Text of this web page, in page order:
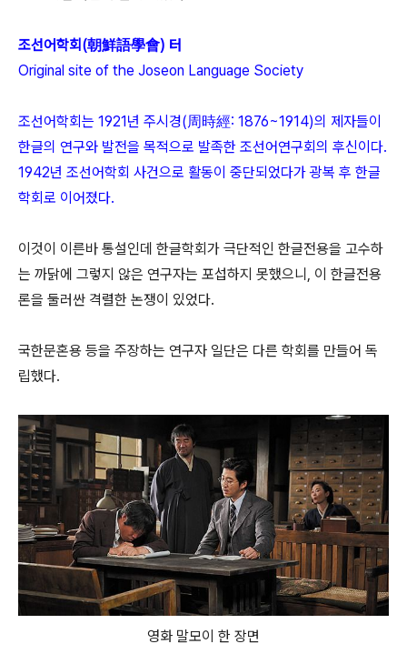
조선어학회(朝鮮語學會) 터
Original site of the Joseon Language Society
조선어학회는 1921년 주시경(周時經: 1876~1914)의 제자들이
한글의 연구와 발전을 목적으로 발족한 조선어연구회의 후신이다.
1942년 조선어학회 사건으로 활동이 중단되었다가 광복 후 한글
학회로 이어졌다.
이것이 이른바 통설인데 한글학회가 극단적인 한글전용을 고수하
는 까닭에 그렇지 않은 연구자는 포섭하지 못했으니, 이 한글전용
론을 둘러싼 격렬한 논쟁이 있었다.
국한문혼용 등을 주장하는 연구자 일단은 다른 학회를 만들어 독
립했다.
영화 말모이 한 장면